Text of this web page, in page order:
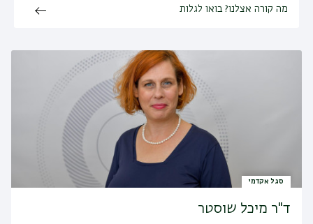
מה קורה אצלנו? בואו לגלות
סגל אקדמי
ד"ר מיכל שוסטר